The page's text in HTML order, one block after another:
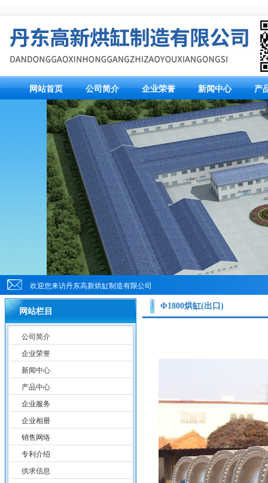
网站首页 公司简介 企业荣誉 新闻中心 产
欢迎您来访丹东高新烘缸制造有限公司
网站栏目
公司简介
企业荣誉
新闻中心
产品中心
企业服务
企业相册
销售网络
专利介绍
供求信息
Φ1800烘缸(出口)